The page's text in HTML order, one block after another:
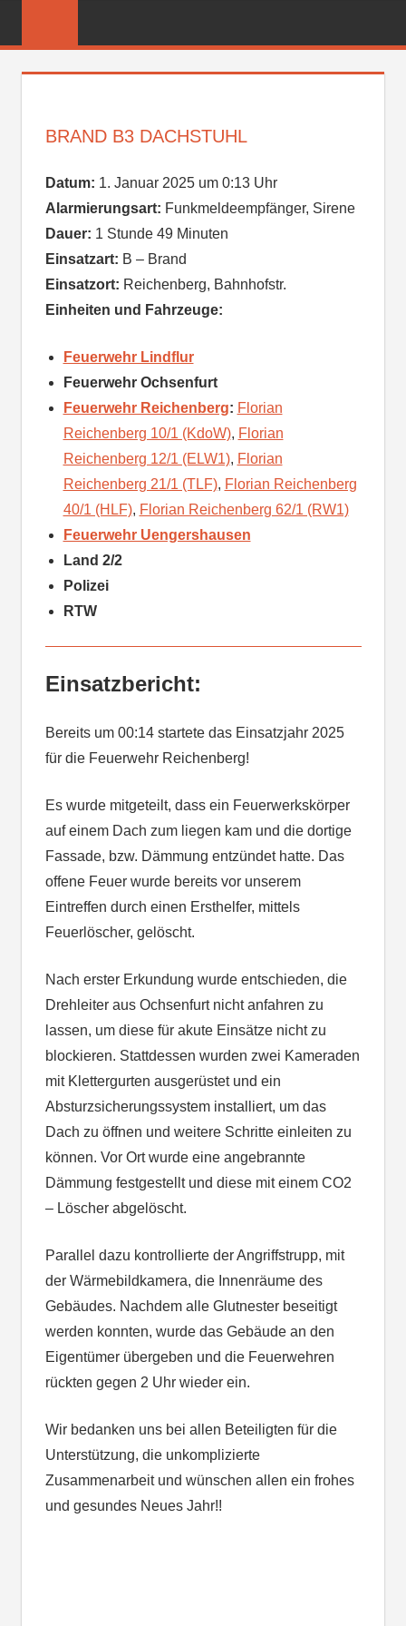
FEUERWEHR
BRAND B3 DACHSTUHL
Datum: 1. Januar 2025 um 0:13 Uhr
Alarmierungsart: Funkmeldeempfänger, Sirene
Dauer: 1 Stunde 49 Minuten
Einsatzart: B – Brand
Einsatzort: Reichenberg, Bahnhofstr.
Einheiten und Fahrzeuge:
Feuerwehr Lindflur
Feuerwehr Ochsenfurt
Feuerwehr Reichenberg: Florian
Reichenberg 10/1 (KdoW), Florian
Reichenberg 12/1 (ELW1), Florian
Reichenberg 21/1 (TLF), Florian Reichenberg
40/1 (HLF), Florian Reichenberg 62/1 (RW1)
Feuerwehr Uengershausen
Land 2/2
Polizei
RTW
Einsatzbericht:
Bereits um 00:14 startete das Einsatzjahr 2025
für die Feuerwehr Reichenberg!
Es wurde mitgeteilt, dass ein Feuerwerkskörper
auf einem Dach zum liegen kam und die dortige
Fassade, bzw. Dämmung entzündet hatte. Das
offene Feuer wurde bereits vor unserem
Eintreffen durch einen Ersthelfer, mittels
Feuerlöscher, gelöscht.
Nach erster Erkundung wurde entschieden, die
Drehleiter aus Ochsenfurt nicht anfahren zu
lassen, um diese für akute Einsätze nicht zu
blockieren. Stattdessen wurden zwei Kameraden
mit Klettergurten ausgerüstet und ein
Absturzsicherungssystem installiert, um das
Dach zu öffnen und weitere Schritte einleiten zu
können. Vor Ort wurde eine angebrannte
Dämmung festgestellt und diese mit einem CO2
– Löscher abgelöscht.
Parallel dazu kontrollierte der Angriffstrupp, mit
der Wärmebildkamera, die Innenräume des
Gebäudes. Nachdem alle Glutnester beseitigt
werden konnten, wurde das Gebäude an den
Eigentümer übergeben und die Feuerwehren
rückten gegen 2 Uhr wieder ein.
Wir bedanken uns bei allen Beteiligten für die
Unterstützung, die unkomplizierte
Zusammenarbeit und wünschen allen ein frohes
und gesundes Neues Jahr!!